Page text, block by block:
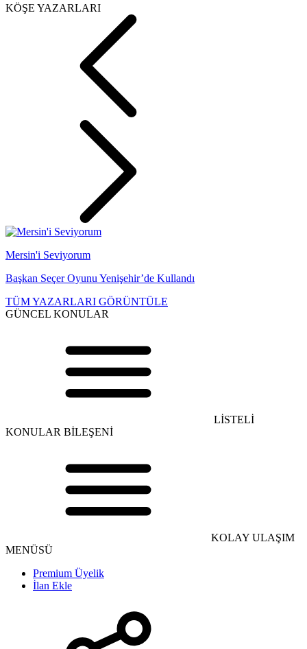
KÖŞE YAZARLARI
Mersin'i Seviyorum
Başkan Seçer Oyunu Yenişehir’de Kullandı
TÜM YAZARLARI GÖRÜNTÜLE
GÜNCEL KONULAR
LİSTELİ
KONULAR BİLEŞENİ
KOLAY ULAŞIM
MENÜSÜ
Premium Üyelik
İlan Ekle